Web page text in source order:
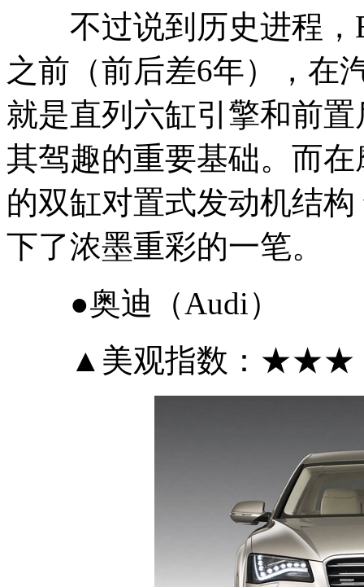
不过说到历史进程，
之前（前后差6年），在
就是直列六缸引擎和前
其驾趣的重要基础。而
的双缸对置式发动机结
下了浓墨重彩的一笔。
●奥迪（Audi）
▲美观指数：★★★